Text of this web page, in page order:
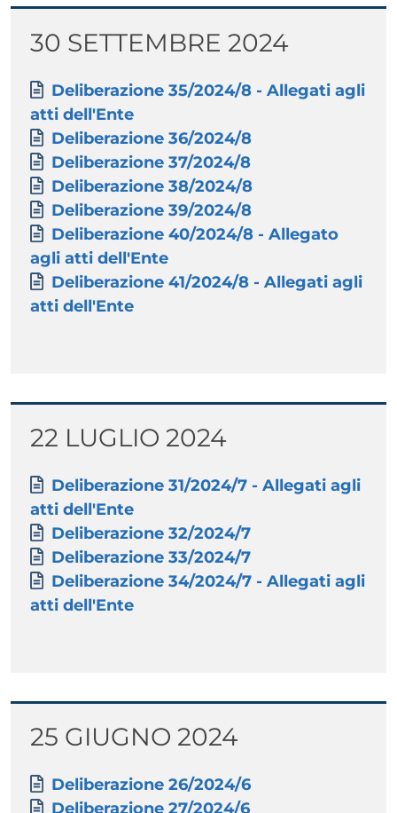
Titolo
30 SETTEMBRE 2024
Paragrafo
Allegati
Documento
Deliberazione 35/2024/8 - Allegati agli
atti dell'Ente
Documento
Deliberazione 36/2024/8
Documento
Deliberazione 37/2024/8
Documento
Deliberazione 38/2024/8
Documento
Deliberazione 39/2024/8
Documento
Deliberazione 40/2024/8 - Allegato
agli atti dell'Ente
Documento
Deliberazione 41/2024/8 - Allegati agli
atti dell'Ente
Titolo
22 LUGLIO 2024
Paragrafo
Allegati
Documento
Deliberazione 31/2024/7 - Allegati agli
atti dell'Ente
Documento
Deliberazione 32/2024/7
Documento
Deliberazione 33/2024/7
Documento
Deliberazione 34/2024/7 - Allegati agli
atti dell'Ente
Titolo
25 GIUGNO 2024
Paragrafo
Allegati
Documento
Deliberazione 26/2024/6
Documento
Deliberazione 27/2024/6